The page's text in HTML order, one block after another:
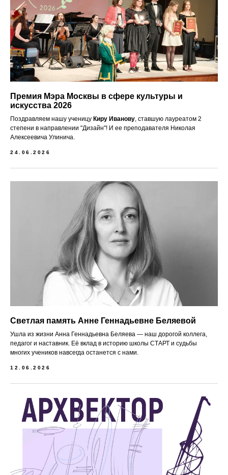
Премия Мэра Москвы в сфере культуры и
искусства 2026
Поздравляем нашу ученицу Киру Иванову, ставшую лауреатом 2
степени в направлении "Дизайн"! И ее преподавателя Николая
Алексеевича Улинича.
24.06.2026
Светлая память Анне Геннадьевне Беляевой
Ушла из жизни Анна Геннадьевна Беляева — наш дорогой коллега,
педагог и наставник. Её вклад в историю школы СТАРТ и судьбы
многих учеников навсегда останется с нами.
12.06.2026